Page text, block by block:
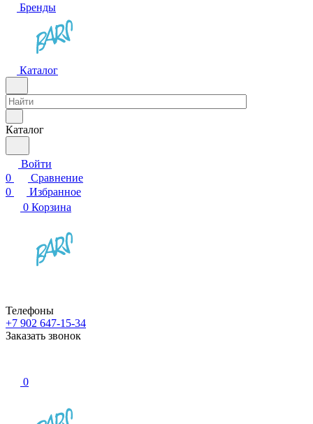
Бренды
Каталог
Каталог
Войти
0
Сравнение
0
Избранное
0 Корзина
Телефоны
+7 902 647-15-34
Заказать звонок
0